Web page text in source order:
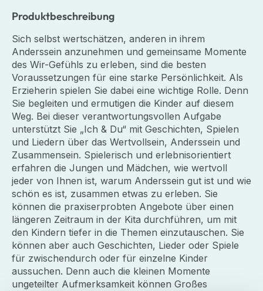
Produktbeschreibung
Sich selbst wertschätzen, anderen in ihrem
Anderssein anzunehmen und gemeinsame Momente
des Wir-Gefühls zu erleben, sind die besten
Voraussetzungen für eine starke Persönlichkeit. Als
Erzieherin spielen Sie dabei eine wichtige Rolle. Denn
Sie begleiten und ermutigen die Kinder auf diesem
Weg. Bei dieser verantwortungsvollen Aufgabe
unterstützt Sie „Ich & Du“ mit Geschichten, Spielen
und Liedern über das Wertvollsein, Anderssein und
Zusammensein. Spielerisch und erlebnisorientiert
erfahren die Jungen und Mädchen, wie wertvoll
jeder von Ihnen ist, warum Anderssein gut ist und wie
schön es ist, zusammen etwas zu erleben. Sie
können die praxiserprobten Angebote über einen
längeren Zeitraum in der Kita durchführen, um mit
den Kindern tiefer in die Themen einzutauschen. Sie
können aber auch Geschichten, Lieder oder Spiele
für zwischendurch oder für einzelne Kinder
aussuchen. Denn auch die kleinen Momente
ungeteilter Aufmerksamkeit können Großes